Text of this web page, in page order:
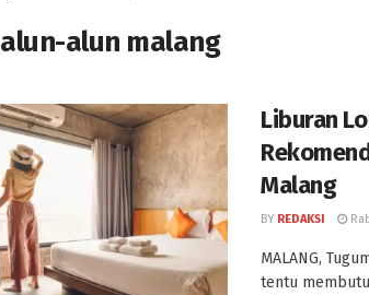
alun-alun malang
Liburan
Malang
BY REDAKSI
MALANG,
tentu